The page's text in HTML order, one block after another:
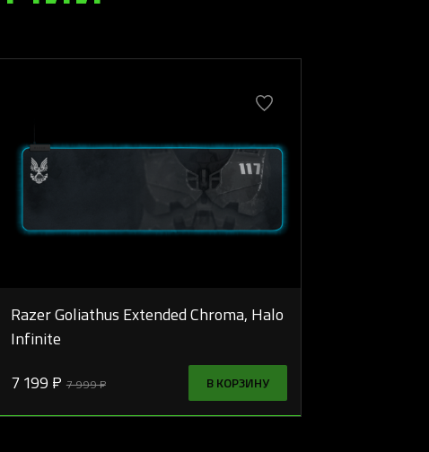
Razer Goliathus Extended Chroma, Halo
Infinite
7 199 ₽ 7 999 ₽ В КОРЗИНУ